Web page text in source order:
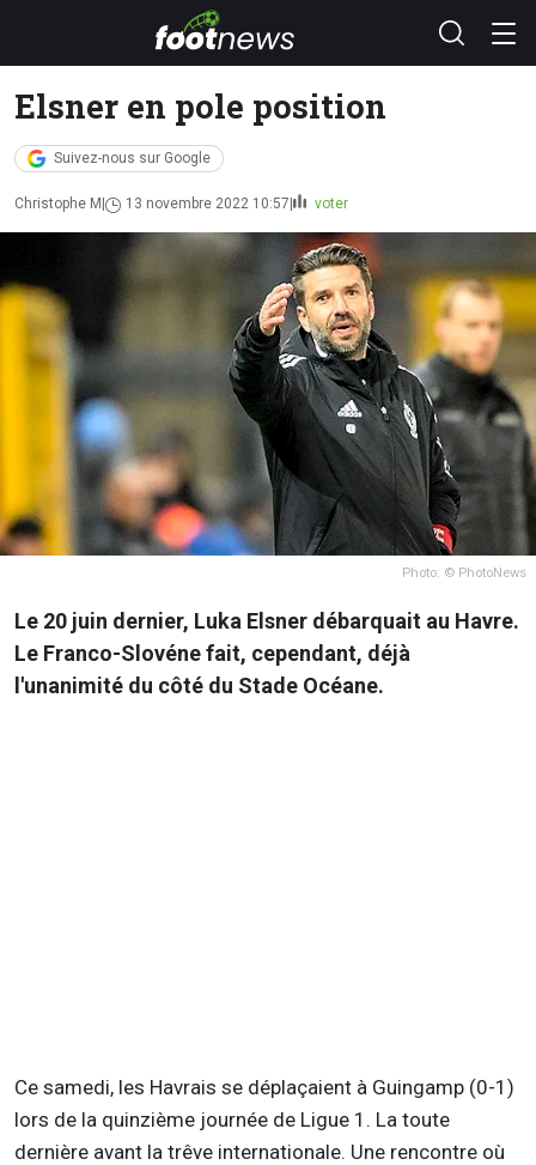
Elsner en pole position
Suivez-nous sur Google
Christophe M 13 novembre 2022 10:57 voter
Photo: © PhotoNews
Le 20 juin dernier, Luka Elsner débarquait au Havre.
Le Franco-Slovéne fait, cependant, déjà
l'unanimité du côté du Stade Océane.
Ce samedi, les Havrais se déplaçaient à Guingamp (0-1)
lors de la quinzième journée de Ligue 1. La toute
dernière avant la trêve internationale. Une rencontre où